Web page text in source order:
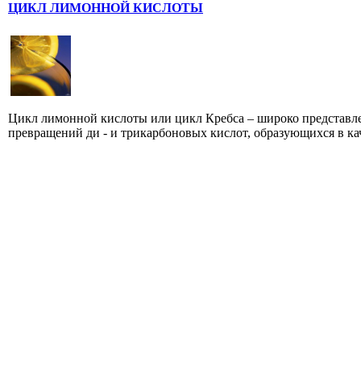
ЦИКЛ ЛИМОННОЙ КИСЛОТЫ
Цикл лимонной кислоты или цикл Кребса – широко
превращений ди - и трикарбоновых кислот, образующихся в